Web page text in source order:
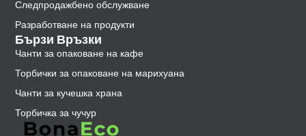
Следпродажбено обслужване
Разработване на продукти
Бързи Връзки
Чанти за опаковане на кафе
Торбички за опаковане на марихуана
Чанти за кучешка храна
Торбичка за чучур